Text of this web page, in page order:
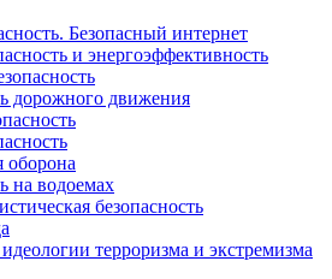
Безопасный интернет
и энергоэффективность
дорожного движения
оборона
на водоемах
безопасность
терроризма и экстремизма